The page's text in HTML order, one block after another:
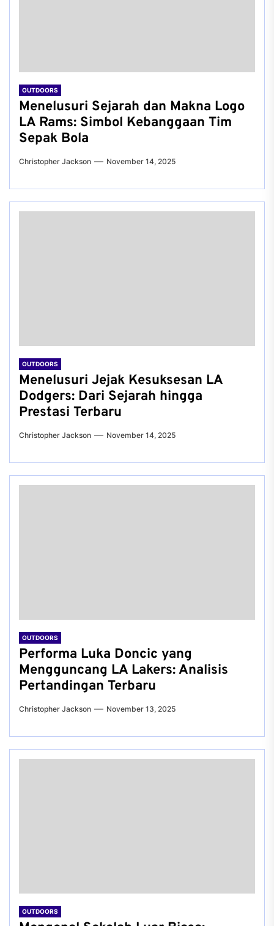
OUTDOORS
Menelusuri Sejarah dan Makna Logo
LA Rams: Simbol Kebanggaan Tim
Sepak Bola
Christopher Jackson November 14, 2025
OUTDOORS
Menelusuri Jejak Kesuksesan LA
Dodgers: Dari Sejarah hingga
Prestasi Terbaru
Christopher Jackson November 14, 2025
OUTDOORS
Performa Luka Doncic yang
Mengguncang LA Lakers: Analisis
Pertandingan Terbaru
Christopher Jackson November 13, 2025
OUTDOORS